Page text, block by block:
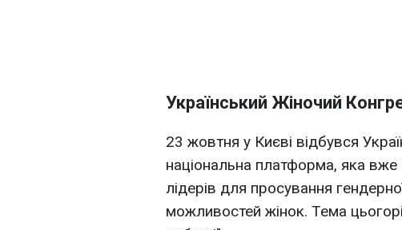
Український Жіночий
23 жовтня у Києві відбувся
національна платформа, яка вже
лідерів для просування
можливостей жінок. Тема